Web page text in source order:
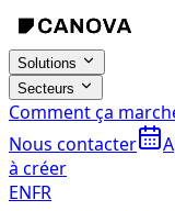
Solutions
Secteurs
Comment ça
Nous contacter
à créer
ENFR